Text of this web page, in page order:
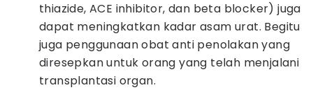
thiazide, ACE inhibitor, dan beta blocker) juga
dapat meningkatkan kadar asam urat. Begitu
juga penggunaan obat anti penolakan yang
diresepkan untuk orang yang telah menjalani
transplantasi organ.